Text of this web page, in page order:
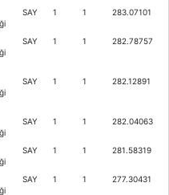
SAY 1 1 283.07101
SAY 1 1 282.78757
SAY 1 1 282.12891
SAY 1 1 282.04063
SAY 1 1 281.58319
SAY 1 1 277.30431